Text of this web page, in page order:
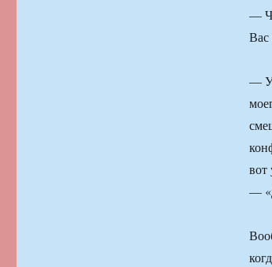
—
Вас
—
вот
—